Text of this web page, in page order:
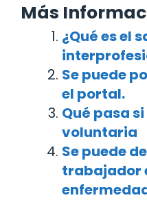
Más
¿Qué es el
Se puede
el portal.
Qué pasa
voluntaria
Se puede
trabajador